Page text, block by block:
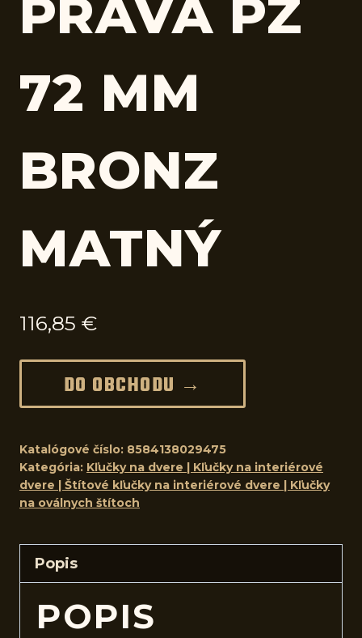
PRAVÁ PZ
72 MM
BRONZ
MATNÝ
116,85 €
DO OBCHODU →
Katalógové číslo: 8584138029475
Kategória: Kľučky na dvere | Kľučky na interiérové
dvere | Štítové kľučky na interiérové dvere | Kľučky
na oválnych štítoch
Popis
POPIS